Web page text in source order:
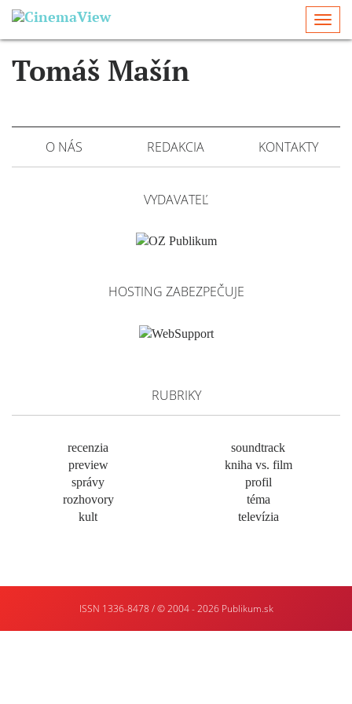
Tomáš Mašín
O NÁS REDAKCIA KONTAKTY
VYDAVATEĽ
HOSTING ZABEZPEČUJE
RUBRIKY
recenzia
preview
správy
rozhovory
kult
soundtrack
kniha vs. film
profil
téma
televízia
ISSN 1336-8478 / © 2004 - 2026 Publikum.sk